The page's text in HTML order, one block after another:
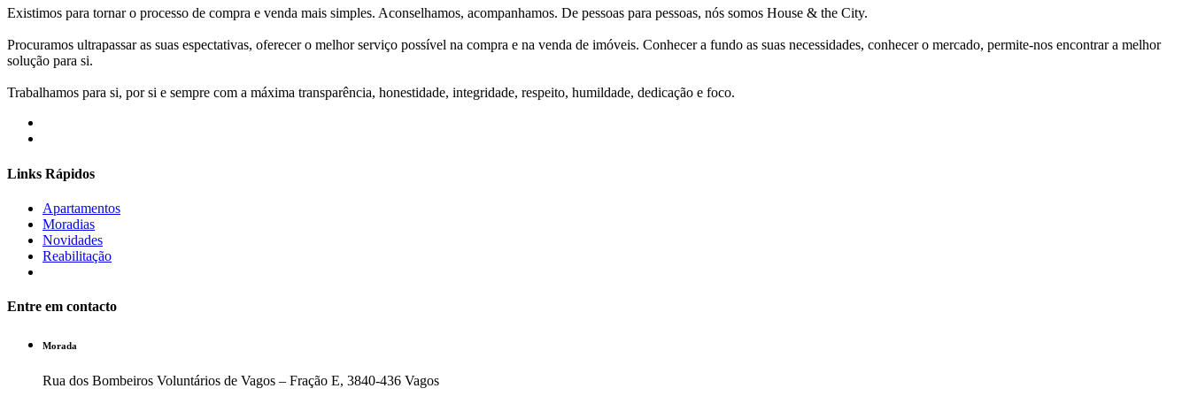
Existimos para tornar o processo de compra e venda mais simples. Aconselhamos, acompanhamos. De pessoas para pessoas, nós somos House & the City.
Procuramos ultrapassar as suas espectativas, oferecer o melhor serviço possível na compra e na venda de imóveis. Conhecer a fundo as suas necessidades, conhecer o mercado, permite-nos encontrar a melhor
solução para si.
Trabalhamos para si, por si e sempre com a máxima transparência, honestidade, integridade, respeito, humildade, dedicação e foco.
Links Rápidos
Apartamentos
Moradias
Novidades
Reabilitação
Entre em contacto
Morada
Rua dos Bombeiros Voluntários de Vagos – Fração E, 3840-436 Vagos